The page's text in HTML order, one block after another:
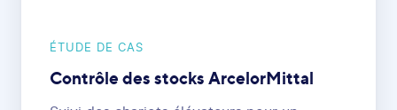
ÉTUDE DE CAS
Contrôle des stocks ArcelorMittal